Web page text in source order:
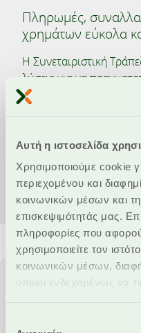
Αυτή η ιστοσελίδα
Χρησιμοποιούμε cookie
περιεχομένου και
κοινωνικών μέσων και
επισκεψιμότητάς μας.
πληροφορίες που
χρησιμοποιείτε τον
κοινωνικών μέσων,
οποίοι ενδεχομένως να
Πληρωμές,
χρημάτων εύκολα
Η Συνεταιριστική
λύσεις για να
επίσκεψη σε
εσωτερικού και του
Ενημερωθείτε για τις